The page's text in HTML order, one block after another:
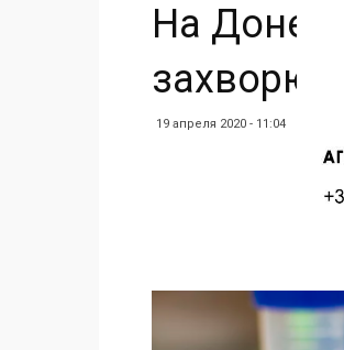
На
19 апреля 2020 - 11:04